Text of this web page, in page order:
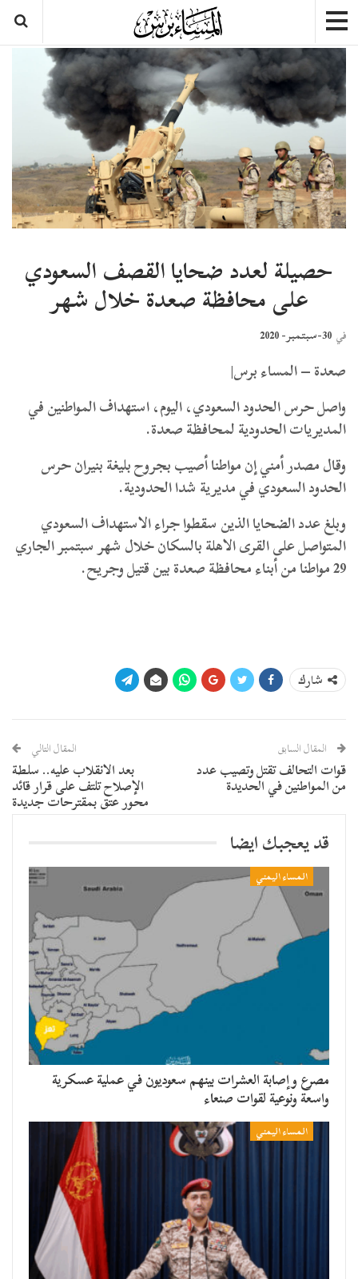
حصيلة لعدد ضحايا القصف السعودي
على محافظة صعدة خلال شهر
في 30-سبتمبر- 2020
صعدة – المساء برس|
واصل حرس الحدود السعودي، اليوم، استهداف المواطنين في
المديريات الحدودية لمحافظة صعدة.
وقال مصدر أمني إن مواطنا أصيب بجروح بليغة بنيران حرس
الحدود السعودي في مديرية شدا الحدودية.
وبلغ عدد الضحايا الذين سقطوا جراء الاستهداف السعودي
المتواصل على القرى الاهلة بالسكان خلال شهر سبتمبر الجاري
29 مواطنا من أبناء محافظة صعدة بين قتيل وجريح.
شارك
المقال السابق
قوات التحالف تقتل وتصيب عدد
من المواطنين في الحديدة
المقال التالي
بعد الانقلاب عليه.. سلطة
الإصلاح تلتف على قرار قائد
محور عتق بمقترحات جديدة
قد يعجبك ايضا
المساء اليمني
مصرع وإصابة العشرات بينهم سعوديون في عملية عسكرية
واسعة ونوعية لقوات صنعاء
المساء اليمني